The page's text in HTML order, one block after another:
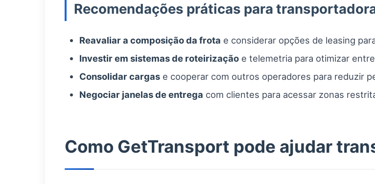
Recomendações práticas para
Reavaliar a composição da frota e considerar opções de leasing
Investir em sistemas de roteirização e telemetria para otimizar
Consolidar cargas e cooperar com outros operadores para reduzir
Negociar janelas de entrega com clientes para acessar zonas
Como GetTransport pode ajudar